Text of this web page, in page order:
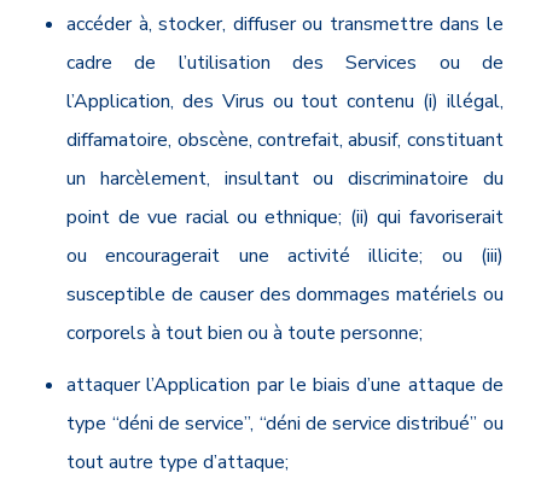
accéder à, stocker, diffuser ou transmettre dans le
cadre de l’utilisation des Services ou de
l’Application, des Virus ou tout contenu (i) illégal,
diffamatoire, obscène, contrefait, abusif, constituant
un harcèlement, insultant ou discriminatoire du
point de vue racial ou ethnique; (ii) qui favoriserait
ou encouragerait une activité illicite; ou (iii)
susceptible de causer des dommages matériels ou
corporels à tout bien ou à toute personne;
attaquer l’Application par le biais d’une attaque de
type “déni de service”, “déni de service distribué” ou
tout autre type d’attaque;